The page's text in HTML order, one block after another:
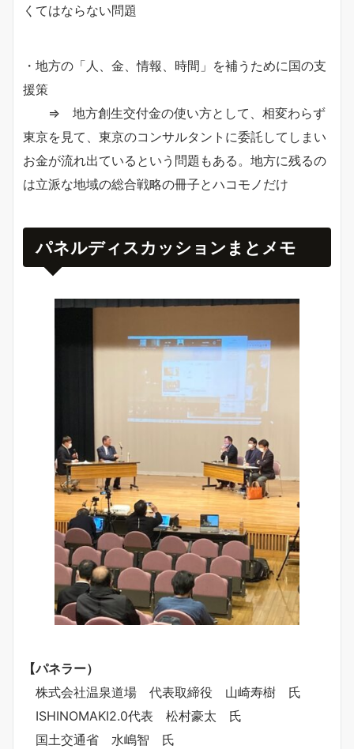
くてはならない問題
・地方の「人、金、情報、時間」を補うために国の支
援策
⇒ 地方創生交付金の使い方として、相変わらず
東京を見て、東京のコンサルタントに委託してしまい
お金が流れ出ているという問題もある。地方に残るの
は立派な地域の総合戦略の冊子とハコモノだけ
パネルディスカッションまとメモ
【パネラー）
株式会社温泉道場 代表取締役 山崎寿樹 氏
ISHINOMAKI2.0代表 松村豪太 氏
国土交通省 水嶋智 氏